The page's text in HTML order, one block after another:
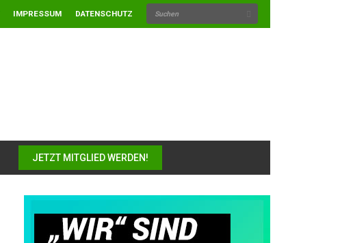
IMPRESSUM DATENSCHUTZ
JETZT MITGLIED WERDEN!